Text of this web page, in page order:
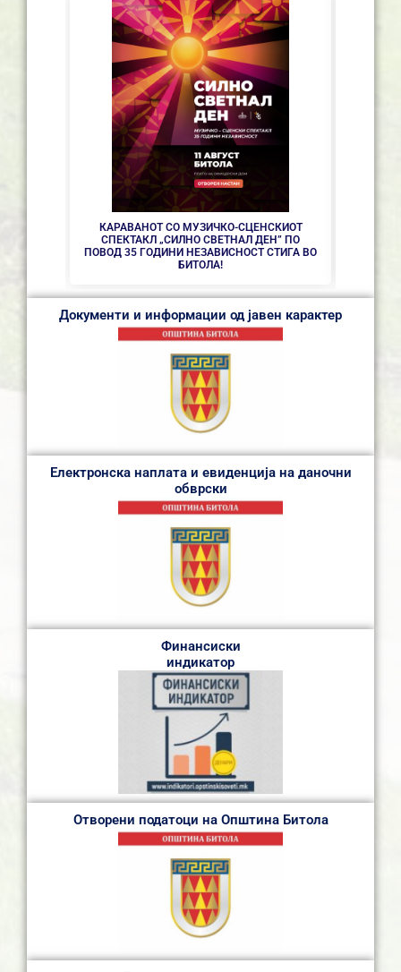
КАРАВАНОТ СО МУЗИЧКО-СЦЕНСКИОТ
СПЕКТАКЛ „СИЛНО СВЕТНАЛ ДЕН” ПО
ПОВОД 35 ГОДИНИ НЕЗАВИСНОСТ СТИГА ВО
БИТОЛА!
Документи и информации од јавен карактер
Електронска наплата и евиденција на даночни
обврски
Финансиски
индикатор
Отворени податоци на Општина Битола